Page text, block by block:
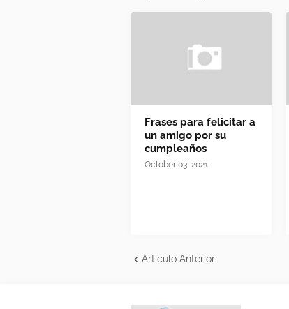
Frases para felicitar a
un amigo por su
cumpleaños
October 03, 2021
Artículo Anterior